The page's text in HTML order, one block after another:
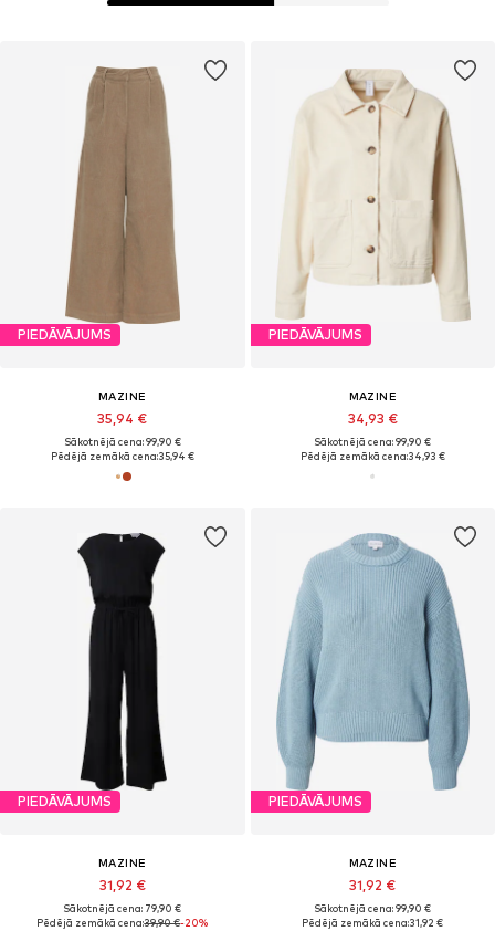
PIEDĀVĀJUMS
MAZINE
35,94 €
Sākotnējā cena: 99,90 €
Pēdējā zemākā cena:35,94 €
PIEDĀVĀJUMS
MAZINE
34,93 €
Sākotnējā cena: 99,90 €
Pēdējā zemākā cena:34,93 €
PIEDĀVĀJUMS
MAZINE
31,92 €
Sākotnējā cena: 79,90 €
Pēdējā zemākā cena:39,90 €-20%
PIEDĀVĀJUMS
MAZINE
31,92 €
Sākotnējā cena: 99,90 €
Pēdējā zemākā cena:31,92 €